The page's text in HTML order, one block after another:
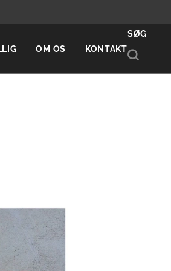
OM OS KONTAKT
SØG